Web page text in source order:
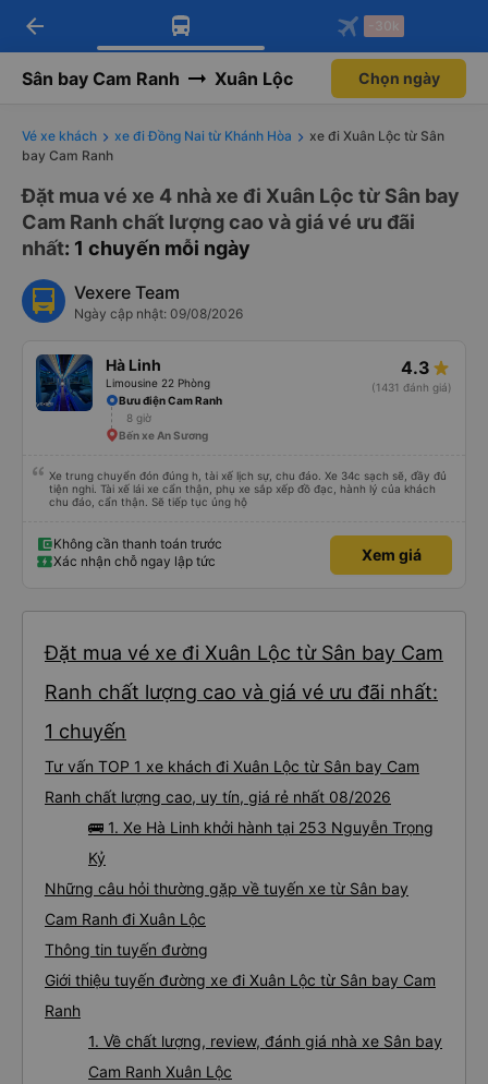
Tải app Vexere ngay!
Nhận ưu đãi thành viên độc
Mở app
Tải app Vexere
-30k/ghế khi đặt vé máy bay qua
Mở app
arrow_back -30k
Sân bay Cam Ranh Xuân Lộc Chọn ngày
Vé xe khách xe đi Đồng Nai từ Khánh Hòa
xe đi Xuân Lộc từ Sân
bay Cam Ranh
Đặt mua vé xe 4 nhà xe đi Xuân Lộc từ Sân bay
Cam Ranh chất lượng cao và giá vé ưu đãi
nhất: 1 chuyến mỗi ngày
Vexere Team
Ngày cập nhật: 09/08/2026
Hà Linh
Limousine 22 Phòng
4.3
(1431 đánh giá)
Bưu điện Cam Ranh
8 giờ
Bến xe An Sương
Xe trung chuyển đón đúng h, tài xế lịch sự, chu đáo. Xe 34c sạch sẽ, đầy đủ
tiện nghi. Tài xế lái xe cẩn thận, phụ xe sắp xếp đồ đạc, hành lý của khách
chu đáo, cẩn thận. Sẽ tiếp tục ủng hộ
Không cần thanh toán trước
Xác nhận chỗ ngay lập tức
Xem giá
Đặt mua vé xe đi Xuân Lộc từ Sân bay Cam
Ranh chất lượng cao và giá vé ưu đãi nhất:
1 chuyến
Tư vấn TOP 1 xe khách đi Xuân Lộc từ Sân bay Cam
Ranh chất lượng cao, uy tín, giá rẻ nhất 08/2026
🚌 1. Xe Hà Linh khởi hành tại 253 Nguyễn Trọng
Kỷ
Những câu hỏi thường gặp về tuyến xe từ Sân bay
Cam Ranh đi Xuân Lộc
Thông tin tuyến đường
Giới thiệu tuyến đường xe đi Xuân Lộc từ Sân bay Cam
Ranh
1. Về chất lượng, review, đánh giá nhà xe Sân bay
Cam Ranh Xuân Lộc